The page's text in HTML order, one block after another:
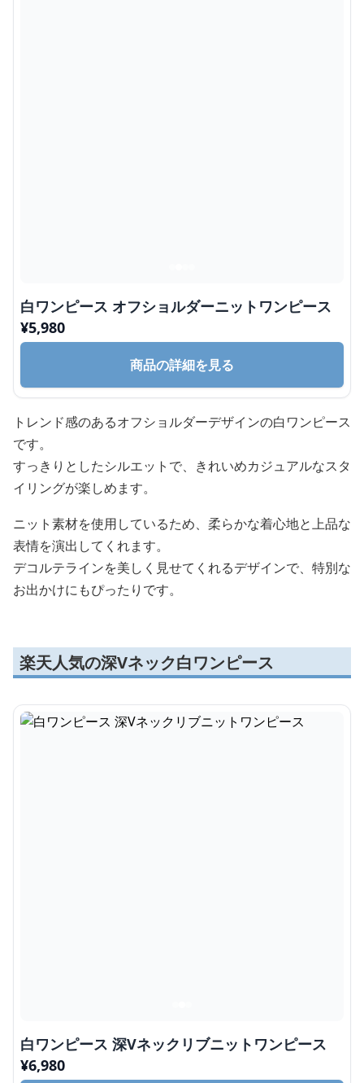
白ワンピース オフショルダーニットワンピース
¥5,980
商品の詳細を見る
トレンド感のあるオフショルダーデザインの白ワンピース
です。
すっきりとしたシルエットで、きれいめカジュアルなスタ
イリングが楽しめます。
ニット素材を使用しているため、柔らかな着心地と上品な
表情を演出してくれます。
デコルテラインを美しく見せてくれるデザインで、特別な
お出かけにもぴったりです。
楽天人気の深Vネック白ワンピース
白ワンピース 深Vネックリブニットワンピース
¥6,980